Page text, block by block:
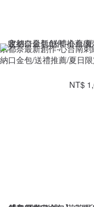
京都奈最新創作-心台南刺
納口金包/送禮推薦/夏日
NT$